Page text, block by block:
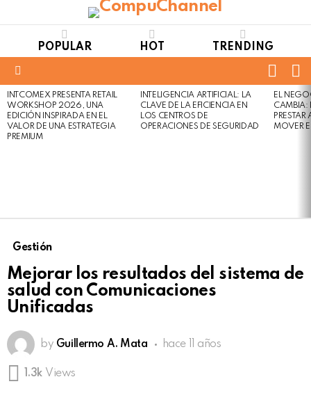
POPULAR HOT TRENDING
LATEST
STORIES
INTCOMEX PRESENTA RETAIL
WORKSHOP 2026, UNA
EDICIÓN INSPIRADA EN EL
VALOR DE UNA ESTRATEGIA
PREMIUM
INTELIGENCIA ARTIFICIAL: LA
CLAVE DE LA EFICIENCIA EN
LOS CENTROS DE
OPERACIONES DE SEGURIDAD
EL
CAMBIA:
MOVER
Gestión
Mejorar los resultados del sistema de
salud con Comunicaciones
Unificadas
by Guillermo A. Mata hace 11 años
1.3k Views